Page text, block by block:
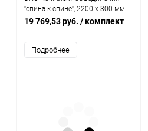
''спина к спине'', 2200 x 300 мм
(R5KFRE2230M)
19 769,53 руб. / комплект
Подробнее